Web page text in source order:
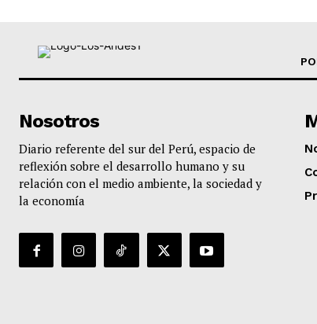
Nosotros
Diario referente del sur del Perú, espacio de
reflexión sobre el desarrollo humano y su
relación con el medio ambiente, la sociedad y
la economía